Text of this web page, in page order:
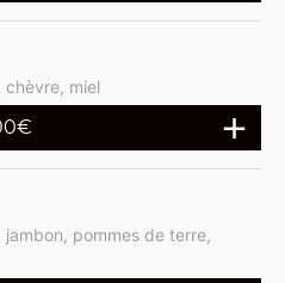
chèvre, miel
€
pommes de terre,